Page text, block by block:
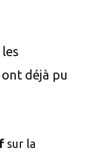
déjà pu
sur la